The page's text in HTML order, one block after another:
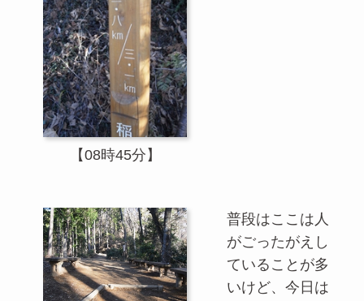
【08時45分】
普段はここは人
がごったがえし
ていることが多
いけど、今日は